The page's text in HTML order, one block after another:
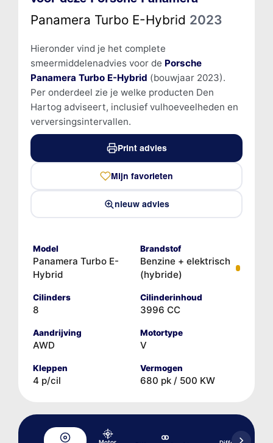
Panamera Turbo E-Hybrid 2023
Hieronder vind je het complete
smeermiddelenadvies voor de Porsche
Panamera Turbo E-Hybrid (bouwjaar 2023).
Per onderdeel zie je welke producten Den
Hartog adviseert, inclusief vulhoeveelheden en
verversingsintervallen.
Print advies
Mijn favorieten
nieuw advies
Model
Panamera Turbo E-
Hybrid
Brandstof
Benzine + elektrisch
(hybride)
Cilinders
8
Cilinderinhoud
3996 CC
Aandrijving
AWD
Motortype
V
Kleppen
4 p/cil
Vermogen
680 pk / 500 KW